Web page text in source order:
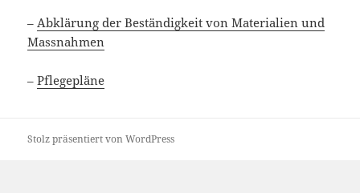
–Abklärung der Beständigkeit von Materialien und
Massnahmen
–Pflegepläne
Stolz präsentiert von WordPress